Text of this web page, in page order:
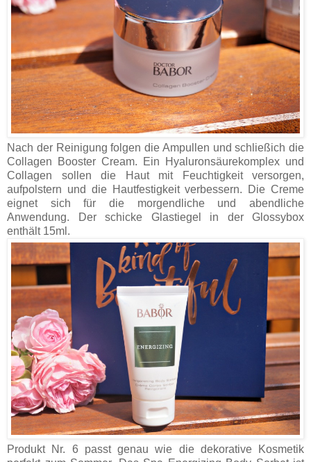
Nach der Reinigung folgen die Ampullen und schließich die
Collagen Booster Cream. Ein Hyaluronsäurekomplex und
Collagen sollen die Haut mit Feuchtigkeit versorgen,
aufpolstern und die Hautfestigkeit verbessern. Die Creme
eignet sich für die morgendliche und abendliche
Anwendung. Der schicke Glastiegel in der Glossybox
enthält 15ml.
Produkt Nr. 6 passt genau wie die dekorative Kosmetik